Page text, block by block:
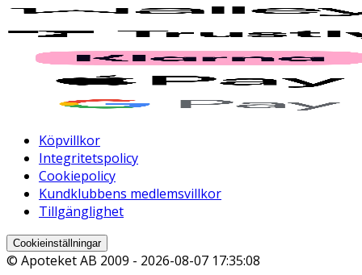
Köpvillkor
Integritetspolicy
Cookiepolicy
Kundklubbens medlemsvillkor
Tillgänglighet
Cookieinställningar
© Apoteket AB 2009 - 2026-08-07 17:35:08